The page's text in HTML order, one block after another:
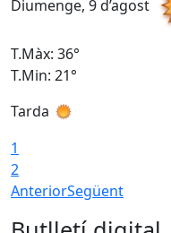
Diumenge, 9 d’agost
T.Màx: 36°
T.Min: 21°
Tarda
1
2
AnteriorSegüent